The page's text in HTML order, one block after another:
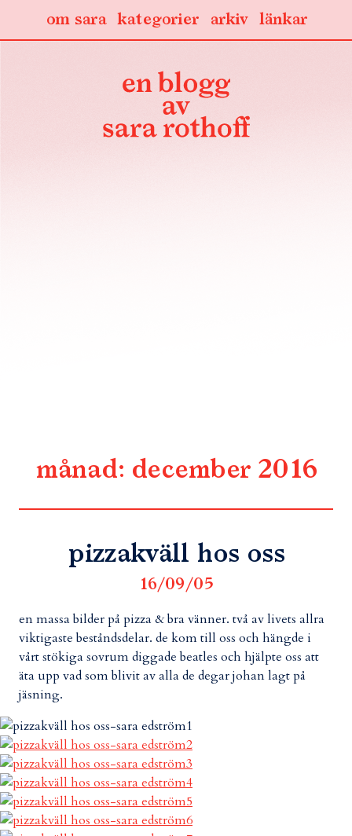
länkar
arkiv
kategorier
om sara
månad: december 2016
pizzakväll hos oss
16/09/05
en massa bilder på pizza & bra vänner. två av livets allra
viktigaste beståndsdelar. de kom till oss och hängde i
vårt stökiga sovrum diggade beatles och hjälpte oss att
äta upp vad som blivit av alla de degar johan lagt på
jäsning.